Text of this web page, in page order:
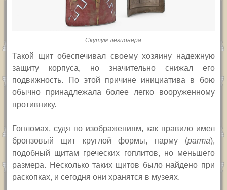
Скутум легионера
Такой щит обеспечивал своему хозяину надежную
защиту корпуса, но значительно снижал его
подвижность. По этой причине инициатива в бою
обычно принадлежала более легко вооруженному
противнику.
Гопломах, судя по изображениям, как правило имел
бронзовый щит круглой формы, парму (parma),
подобный щитам греческих гоплитов, но меньшего
размера. Несколько таких щитов было найдено при
раскопках, и сегодня они хранятся в музеях.